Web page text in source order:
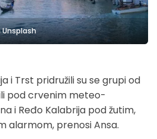
Unsplash
i Trst pridružili su se grupi od
pod crvenim meteo-
i Ređo Kalabrija pod žutim,
alarmom, prenosi Ansa.